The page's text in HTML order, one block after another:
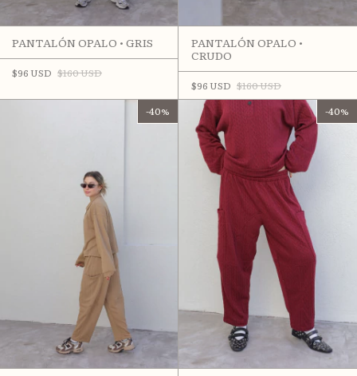
PANTALÓN OPALO • GRIS
$96 USD $160 USD
PANTALÓN OPALO •
CRUDO
$96 USD $160 USD
-40% -40%